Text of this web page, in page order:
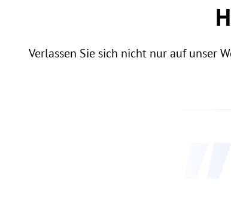
Verlassen Sie sich nicht nur auf unser